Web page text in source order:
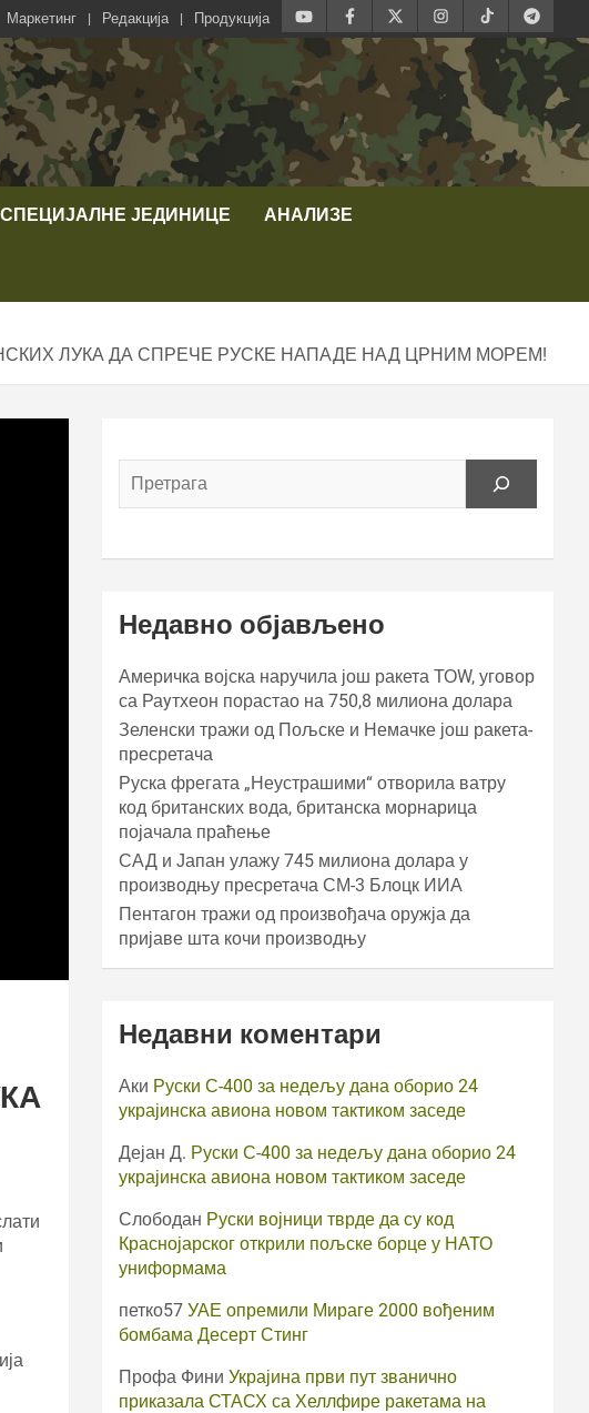
Маркетинг Редакција Продукција
СПЕЦИЈАЛНЕ ЈЕДИНИЦЕ АНАЛИЗЕ
ЛУКА ДА СПРЕЧЕ РУСКЕ НАПАДЕ НАД ЦРНИМ МОРЕМ!
Недавно објављено
Америчка војска наручила још ракета ТОW, уговор
са Раyтхеон порастао на 750,8 милиона долара
Зеленски тражи од Пољске и Немачке још ракета-
пресретача
Руска фрегата „Неустрашими“ отворила ватру
код британских вода, британска морнарица
појачала праћење
САД и Јапан улажу 745 милиона долара у
производњу пресретача СМ-3 Блоцк ИИА
Пентагон тражи од произвођача оружја да
пријаве шта кочи производњу
Недавни коментари
Аки Руски С-400 за недељу дана оборио 24
украјинска авиона новом тактиком заседе
Дејан Д. Руски С-400 за недељу дана оборио 24
украјинска авиона новом тактиком заседе
Слободан Руски војници тврде да су код
Краснојарског открили пољске борце у НАТО
униформама
петко57 УАЕ опремили Мираге 2000 вођеним
бомбама Десерт Стинг
Профа Фини Украјина први пут званично
приказала СТАСХ са Хеллфире ракетама на